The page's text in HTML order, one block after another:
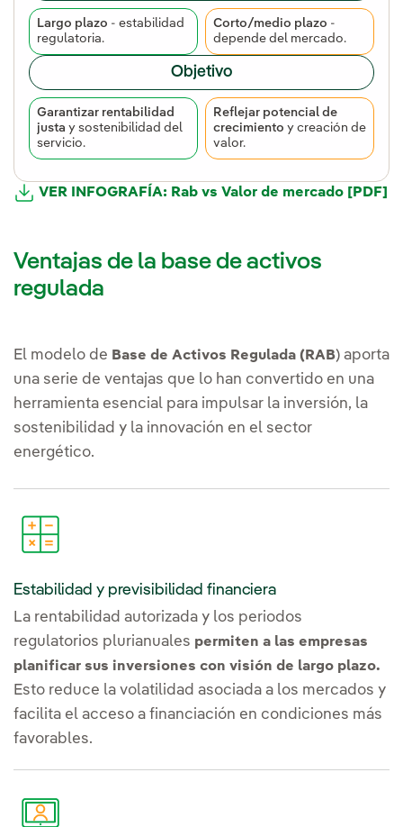
Largo plazo - estabilidad
regulatoria.
Corto/medio plazo -
depende del mercado.
Objetivo
Garantizar rentabilidad
justa y sostenibilidad del
servicio.
Reflejar potencial de
crecimiento y creación de
valor.
VER INFOGRAFÍA: Rab vs Valor de mercado [PDF]
Ventajas de la base de activos
regulada
El modelo de Base de Activos Regulada (RAB) aporta
una serie de ventajas que lo han convertido en una
herramienta esencial para impulsar la inversión, la
sostenibilidad y la innovación en el sector
energético.
Estabilidad y previsibilidad financiera
La rentabilidad autorizada y los periodos
regulatorios plurianuales permiten a las empresas
planificar sus inversiones con visión de largo plazo.
Esto reduce la volatilidad asociada a los mercados y
facilita el acceso a financiación en condiciones más
favorables.